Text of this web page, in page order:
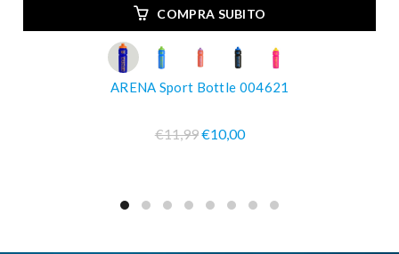
COMPRA SUBITO
ARENA Sport Bottle 004621
€11,99€10,00